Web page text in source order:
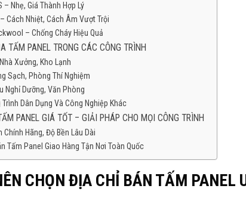
– Nhẹ, Giá Thành Hợp Lý
Cách Nhiệt, Cách Âm Vượt Trội
– Chống Cháy Hiệu Quả
TẤM PANEL TRONG CÁC CÔNG TRÌNH
Xưởng, Kho Lạnh
Sạch, Phòng Thí Nghiệm
Nghỉ Dưỡng, Văn Phòng
Dân Dụng Và Công Nghiệp Khác
PANEL GIÁ TỐT – GIẢI PHÁP CHO MỌI CÔNG TRÌNH
Chính Hãng, Độ Bền Lâu Dài
Tấm Panel Giao Hàng Tận Nơi Toàn Quốc
CHỌN ĐỊA CHỈ BÁN TẤM PANEL